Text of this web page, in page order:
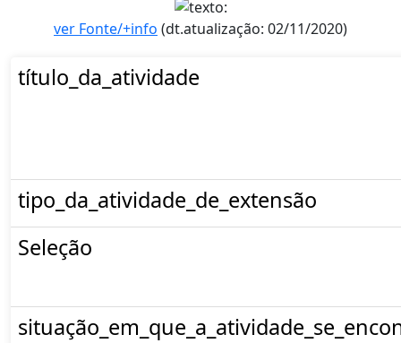
ver Fonte/+info (dt.atualização: 02/11/2020)
título_da_atividade
tipo_da_atividade_de_extensão
Seleção